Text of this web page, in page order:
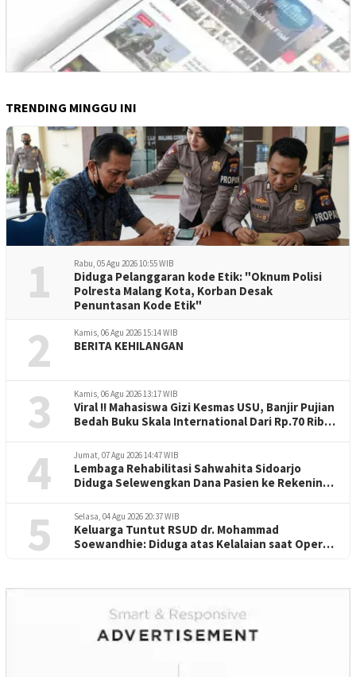
TRENDING MINGGU INI
1 Rabu, 05 Agu 2026 10:55 WIB
Diduga Pelanggaran kode Etik: "Oknum Polisi
Polresta Malang Kota, Korban Desak
Penuntasan Kode Etik"
2 Kamis, 06 Agu 2026 15:14 WIB
BERITA KEHILANGAN
3 Kamis, 06 Agu 2026 13:17 WIB
Viral !! Mahasiswa Gizi Kesmas USU, Banjir Pujian
Bedah Buku Skala International Dari Rp.70 Ribu
4 Jumat, 07 Agu 2026 14:47 WIB
Lembaga Rehabilitasi Sahwahita Sidoarjo
Diduga Selewengkan Dana Pasien ke Rekening
5 Selasa, 04 Agu 2026 20:37 WIB
Keluarga Tuntut RSUD dr. Mohammad
Soewandhie: Diduga atas Kelalaian saat Operasi